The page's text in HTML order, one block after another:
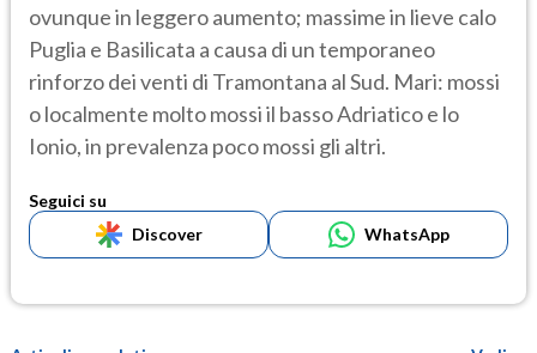
ovunque in leggero aumento; massime in lieve calo
Puglia e Basilicata a causa di un temporaneo
rinforzo dei venti di Tramontana al Sud. Mari: mossi
o localmente molto mossi il basso Adriatico e lo
Ionio, in prevalenza poco mossi gli altri.
Seguici su
Discover
WhatsApp